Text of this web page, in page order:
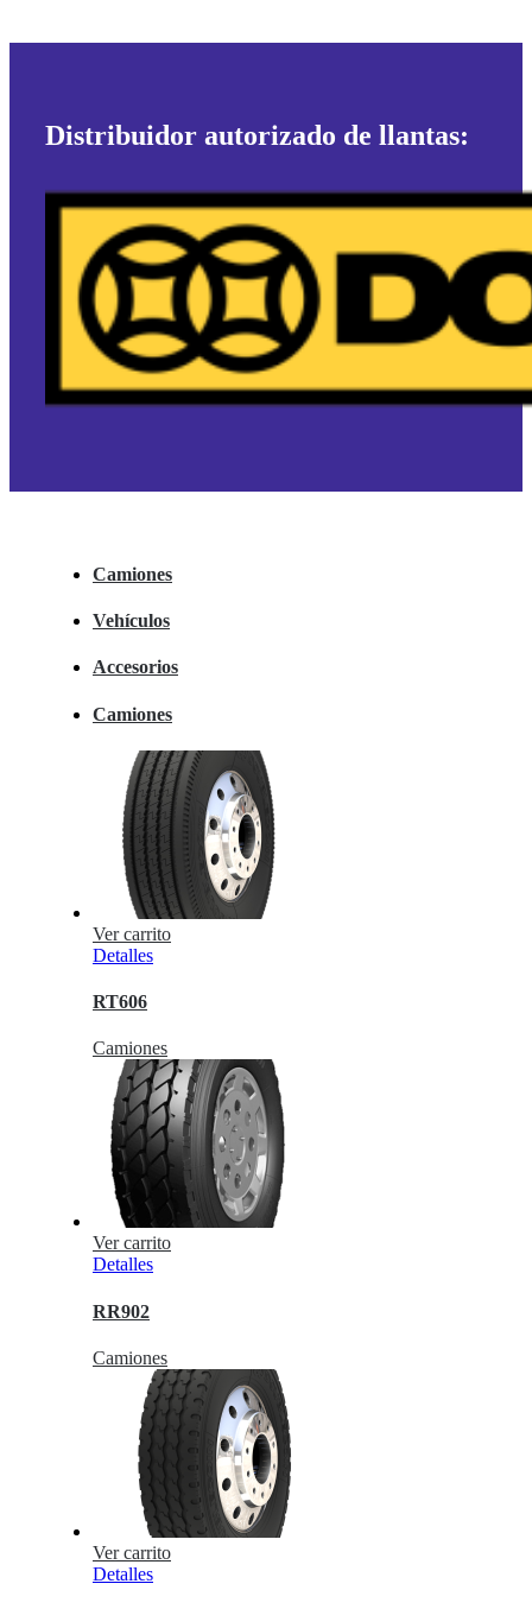
Distribuidor autorizado de llantas:
Camiones
Vehículos
Accesorios
Camiones
Ver carrito
Detalles
RT606
Camiones
Ver carrito
Detalles
RR902
Camiones
Ver carrito
Detalles